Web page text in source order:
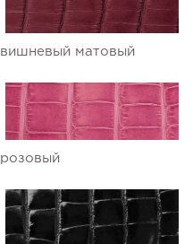
вишневый матовый
розовый